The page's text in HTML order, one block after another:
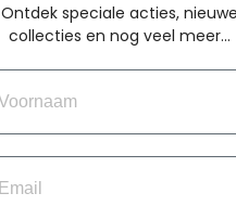
Ontdek speciale acties, nieuwe
collecties en nog veel meer...